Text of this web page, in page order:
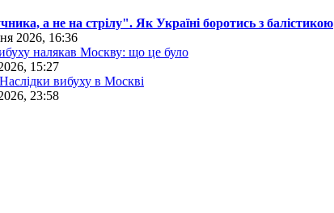
а не на стрілу". Як Україні боротись з балістикою
2026, 16:36
налякав Москву: що це було
15:27
вибуху в Москві
23:58